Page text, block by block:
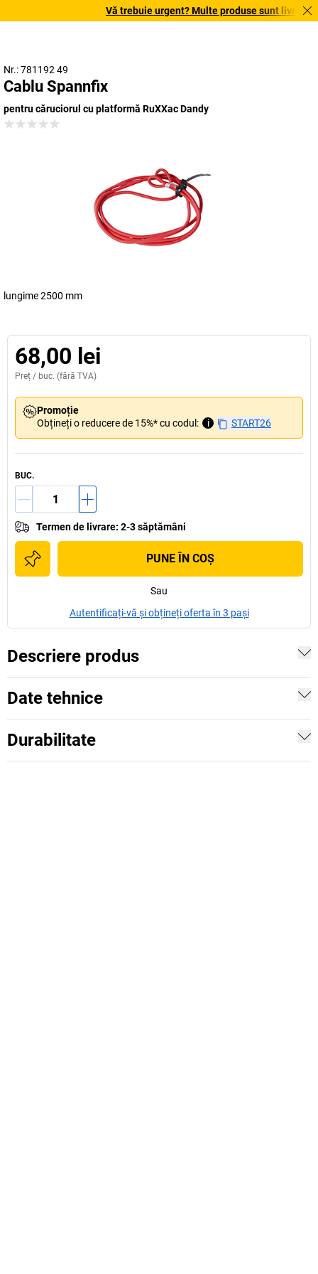
Vă trebuie urgent? Multe produse sunt livrate
Nr.: 781192 49
Cablu Spannfix
pentru căruciorul cu platformă RuXXac Dandy
lungime 2500 mm
68,00 lei
Preț / buc. (fără TVA)
Promoție
Obțineți o reducere de 15%* cu codul:
i START26
BUC.
Termen de livrare: 2-3 săptămâni
PUNE ÎN COŞ
Sau
Autentificați-vă și obțineți oferta în 3 pași
Descriere produs
Date tehnice
Durabilitate